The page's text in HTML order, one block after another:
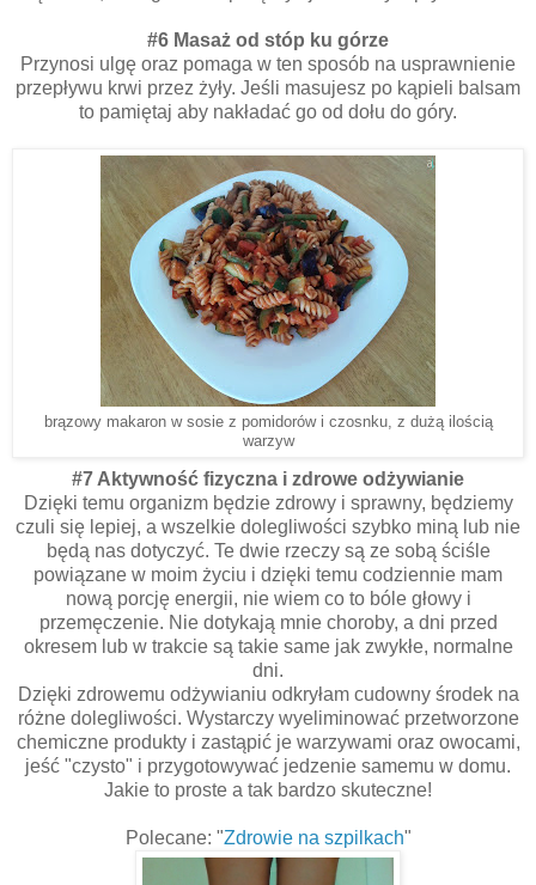
#6 Masaż od stóp ku górze
Przynosi ulgę oraz pomaga w ten sposób na usprawnienie
przepływu krwi przez żyły. Jeśli masujesz po kąpieli balsam
to pamiętaj aby nakładać go od dołu do góry.
brązowy makaron w sosie z pomidorów i czosnku, z dużą ilością
warzyw
#7 Aktywność fizyczna i zdrowe odżywianie
Dzięki temu organizm będzie zdrowy i sprawny, będziemy
czuli się lepiej, a wszelkie dolegliwości szybko miną lub nie
będą nas dotyczyć. Te dwie rzeczy są ze sobą ściśle
powiązane w moim życiu i dzięki temu codziennie mam
nową porcję energii, nie wiem co to bóle głowy i
przemęczenie. Nie dotykają mnie choroby, a dni przed
okresem lub w trakcie są takie same jak zwykłe, normalne
dni.
Dzięki zdrowemu odżywianiu odkryłam cudowny środek na
różne dolegliwości. Wystarczy wyeliminować przetworzone
chemiczne produkty i zastąpić je warzywami oraz owocami,
jeść "czysto" i przygotowywać jedzenie samemu w domu.
Jakie to proste a tak bardzo skuteczne!
Polecane: "Zdrowie na szpilkach"